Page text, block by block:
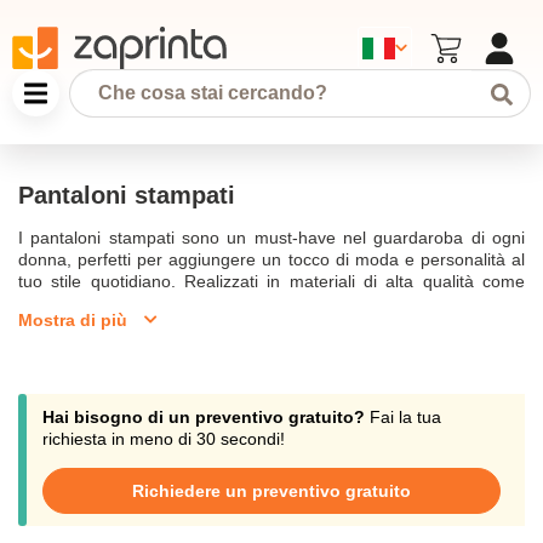
Pantaloni stampati
I pantaloni stampati sono un must-have nel guardaroba di ogni
donna, perfetti per aggiungere un tocco di moda e personalità al
tuo stile quotidiano. Realizzati in materiali di alta qualità come
fit perfetto e confortevole. Scoprire la nostra selezione include
tasche alla francese, vita alta e cinturini elastici, questi pantaloni
sono progettati per rendere ogni outfit unico e alla moda. La
stampa grafica e i motivi a contrasto presenti su ogni pantalone
cropped e con fondo a piega sono l'ideale per un look casual ma
elegante, mentre quelli con tasche laterali offrono praticità e stile
in ogni occasione.Il nostro servizio di spedizione è veloce e
Mostra di più
Hai bisogno di un preventivo gratuito? Fai la tua
richiesta in meno di 30 secondi!
Richiedere un preventivo gratuito